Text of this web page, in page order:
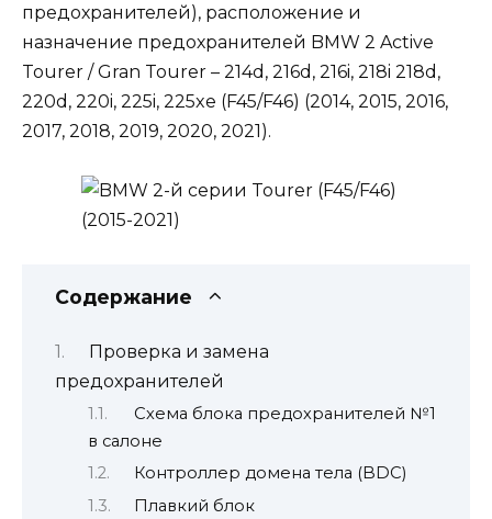
предохранителей), расположение и
назначение предохранителей BMW 2 Active
Tourer / Gran Tourer – 214d, 216d, 216i, 218i 218d,
220d, 220i, 225i, 225xe (F45/F46) (2014, 2015, 2016,
2017, 2018, 2019, 2020, 2021).
Содержание
Проверка и замена
предохранителей
Схема блока предохранителей №1
в салоне
Контроллер домена тела (BDC)
Плавкий блок